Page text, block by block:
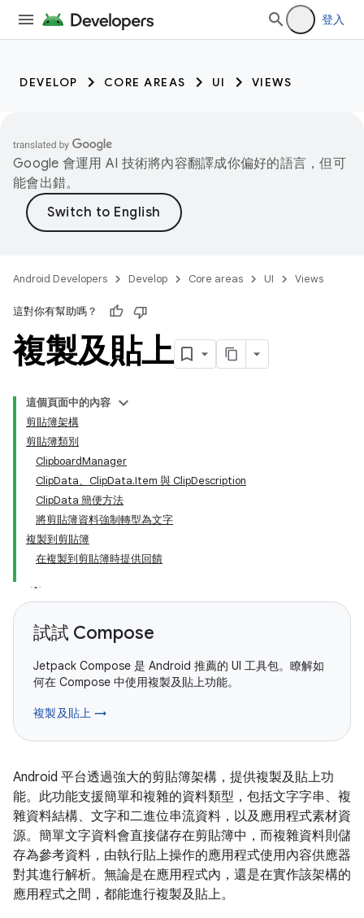
登入
DEVELOP CORE AREAS UI VIEWS
Google 會運用 AI 技術將內容翻譯成你偏好的語言，但可
能會出錯。
Android Developers Develop Core areas UI Views
這對你有幫助嗎？
複製及貼上
這個頁面中的內容
剪貼簿架構
剪貼簿類別
ClipboardManager
ClipData、ClipData.Item 與 ClipDescription
ClipData 簡便方法
將剪貼簿資料強制轉型為文字
複製到剪貼簿
在複製到剪貼簿時提供回饋
試試 Compose
Jetpack Compose 是 Android 推薦的 UI 工具包。瞭解如
何在 Compose 中使用複製及貼上功能。
複製及貼上 →
Android 平台透過強大的剪貼簿架構，提供複製及貼上功
能。此功能支援簡單和複雜的資料類型，包括文字字串、複
雜資料結構、文字和二進位串流資料，以及應用程式素材資
源。簡單文字資料會直接儲存在剪貼簿中，而複雜資料則儲
存為參考資料，由執行貼上操作的應用程式使用內容供應器
對其進行解析。無論是在應用程式內，還是在實作該架構的
應用程式之間，都能進行複製及貼上。